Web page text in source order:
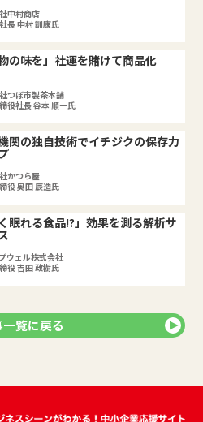
中村商店
長 中村 訓康氏
物の味を」社運を賭けて商品化
つぼ市製茶本舗
役社長 谷本 順一氏
関の独自技術でイチジクの保存力
かつら屋
役 奥田 辰造氏
く眠れる食品!?」効果を測る解析サ
ウェル株式会社
役 吉田 政樹氏
覧に戻る